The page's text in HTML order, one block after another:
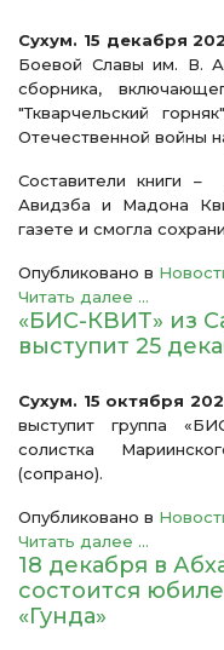
Сухум. 15 декабря
Боевой Славы им. В.
сборника,
"Ткварчельский
Отечественной войны
Составители книги –
Авидзба и Мадона
газете и смогла
Опубликовано в
Читать далее ...
«БИС-КВИТ» из
выступит 25
Сухум. 15 октября
выступит группа
солистка
(сопрано).
Опубликовано в
Читать далее ...
18 декабря в
состоится
«Гунда»